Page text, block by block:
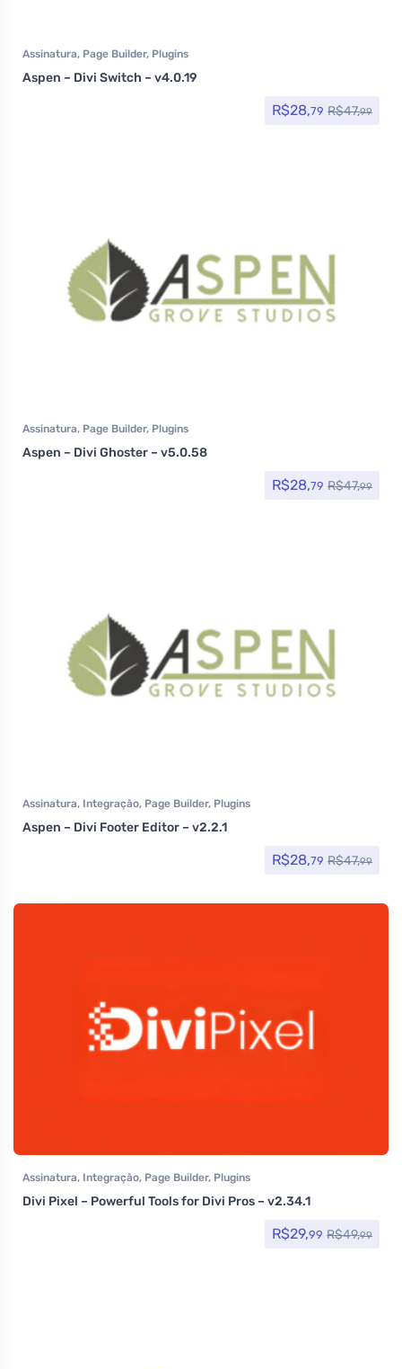
Assinatura, Page Builder, Plugins
Aspen – Divi Switch – v4.0.19
R$28,79 R$47,99
Assinatura, Page Builder, Plugins
Aspen – Divi Ghoster – v5.0.58
R$28,79 R$47,99
Assinatura, Integração, Page Builder, Plugins
Aspen – Divi Footer Editor – v2.2.1
R$28,79 R$47,99
Assinatura, Integração, Page Builder, Plugins
Divi Pixel – Powerful Tools for Divi Pros – v2.34.1
R$29,99 R$49,99